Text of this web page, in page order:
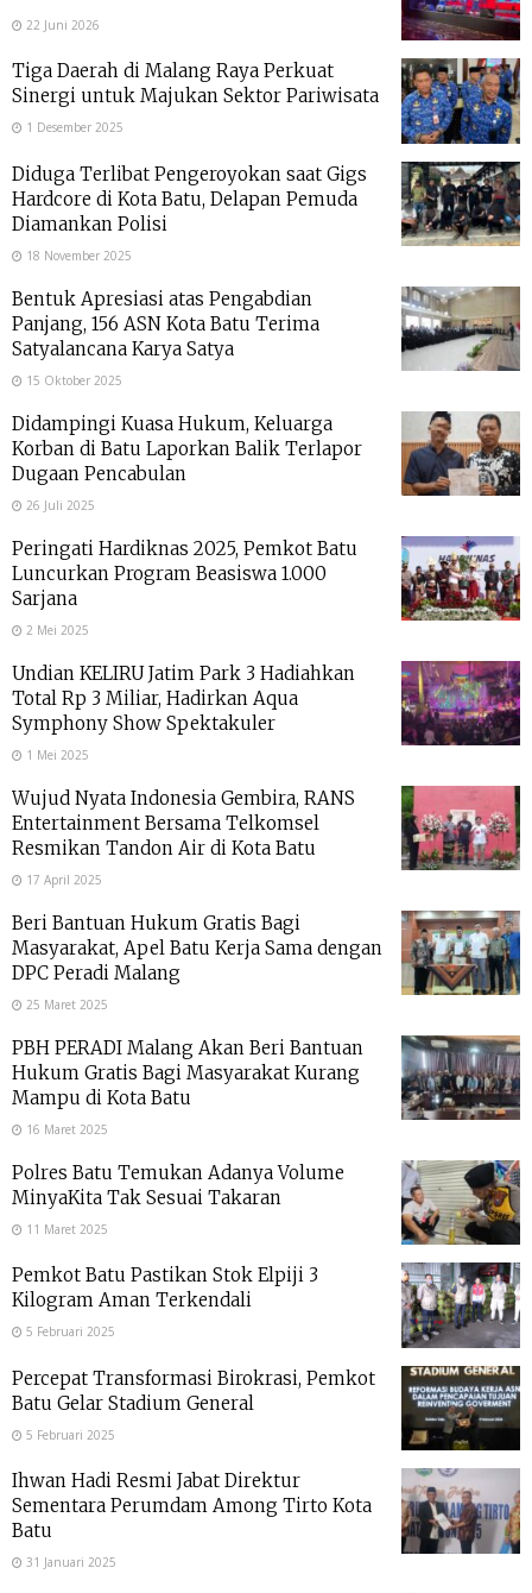
22 Juni 2026
Tiga Daerah di Malang Raya Perkuat
Sinergi untuk Majukan Sektor Pariwisata
1 Desember 2025
Diduga Terlibat Pengeroyokan saat Gigs
Hardcore di Kota Batu, Delapan Pemuda
Diamankan Polisi
18 November 2025
Bentuk Apresiasi atas Pengabdian
Panjang, 156 ASN Kota Batu Terima
Satyalancana Karya Satya
15 Oktober 2025
Didampingi Kuasa Hukum, Keluarga
Korban di Batu Laporkan Balik Terlapor
Dugaan Pencabulan
26 Juli 2025
Peringati Hardiknas 2025, Pemkot Batu
Luncurkan Program Beasiswa 1.000
Sarjana
2 Mei 2025
Undian KELIRU Jatim Park 3 Hadiahkan
Total Rp 3 Miliar, Hadirkan Aqua
Symphony Show Spektakuler
1 Mei 2025
Wujud Nyata Indonesia Gembira, RANS
Entertainment Bersama Telkomsel
Resmikan Tandon Air di Kota Batu
17 April 2025
Beri Bantuan Hukum Gratis Bagi
Masyarakat, Apel Batu Kerja Sama dengan
DPC Peradi Malang
25 Maret 2025
PBH PERADI Malang Akan Beri Bantuan
Hukum Gratis Bagi Masyarakat Kurang
Mampu di Kota Batu
16 Maret 2025
Polres Batu Temukan Adanya Volume
MinyaKita Tak Sesuai Takaran
11 Maret 2025
Pemkot Batu Pastikan Stok Elpiji 3
Kilogram Aman Terkendali
5 Februari 2025
Percepat Transformasi Birokrasi, Pemkot
Batu Gelar Stadium General
5 Februari 2025
Ihwan Hadi Resmi Jabat Direktur
Sementara Perumdam Among Tirto Kota
Batu
31 Januari 2025